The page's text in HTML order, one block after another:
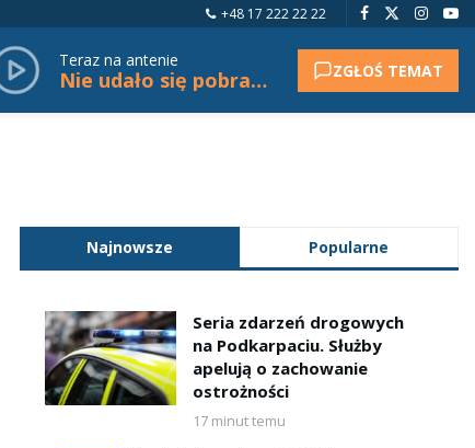
+48 17 222 22 22
Teraz na antenie
Nie udało się pobrać tytułu. ZGŁOŚ TEMAT
Najnowsze Popularne
Seria zdarzeń drogowych
na Podkarpaciu. Służby
apelują o zachowanie
ostrożności
17 minut temu